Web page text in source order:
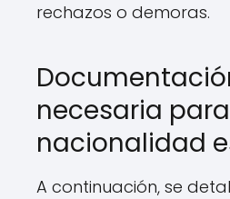
rechazos o demoras.
necesaria
nacionalidad
A continuación, se